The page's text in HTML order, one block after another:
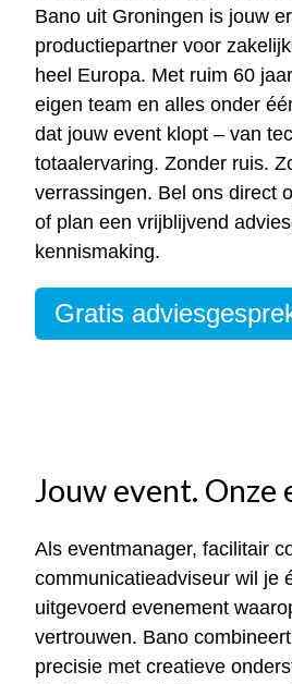
Bano uit Groningen is jouw
productiepartner voor
heel Europa. Met ruim 60
eigen team en alles onder
dat jouw event klopt – van
totaalervaring. Zonder ruis.
verrassingen. Bel ons direct
of plan een vrijblijvend
kennismaking.
Gratis
Jouw event. Onze
Als eventmanager, facilitair
communicatieadviseur wil je
uitgevoerd evenement
vertrouwen. Bano
precisie met creatieve